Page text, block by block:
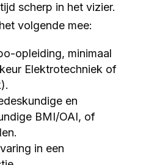
scherp in het vizier.
volgende mee:
opleiding, minimaal
Elektrotechniek of
en
BMI/OAI, of
in een